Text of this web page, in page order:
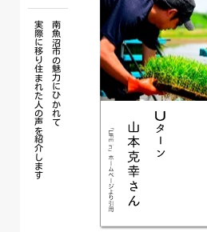
南魚沼市の魅力にひかれて
実際に移り住まれた人の声を紹介します